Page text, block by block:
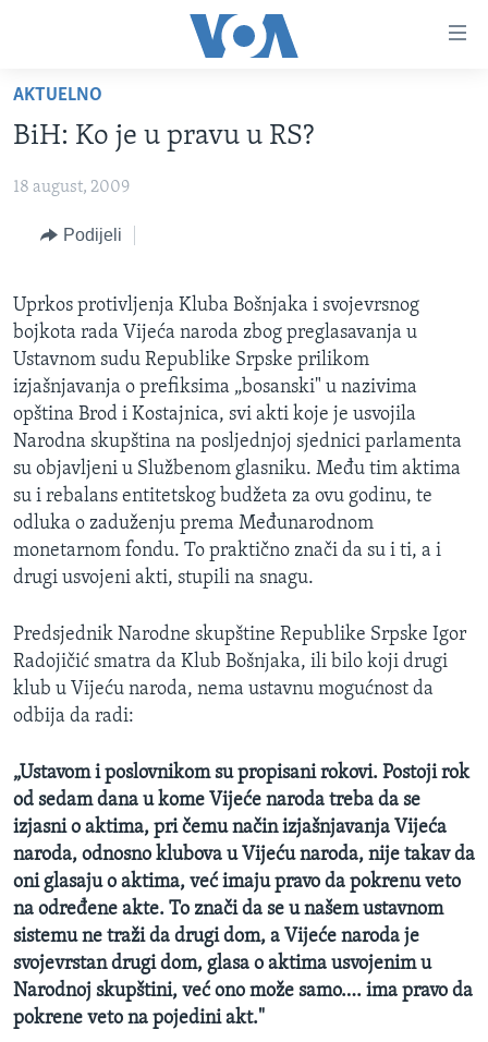
glavni
sadržaj
na
navigaciju
na
pretragu
FOTOGRAFIJE DANA
VIJESTI
BOSNA I HERCEGOVINA
SVIJET
SPECIJALNI PROJEKTI
KORUPCIJA
SLOBODA MEDIJA
ŽENSKA STRANA
IZBJEGLIČKA STRANA
MAGAZIN
O GLASU AMERIKE
PRATITE NAS
Jezici
AKTUELNO
BiH: Ko je u pravu u RS?
18 august, 2009
Podijeli
Uprkos protivljenja Kluba Bošnjaka i svojevrsnog
bojkota rada Vijeća naroda zbog preglasavanja u
Ustavnom sudu Republike Srpske prilikom
izjašnjavanja o prefiksima „bosanski" u nazivima
opština Brod i Kostajnica, svi akti koje je usvojila
Narodna skupština na posljednjoj sjednici parlamenta
su objavljeni u Službenom glasniku. Među tim aktima
su i rebalans entitetskog budžeta za ovu godinu, te
odluka o zaduženju prema Međunarodnom
monetarnom fondu. To praktično znači da su i ti, a i
drugi usvojeni akti, stupili na snagu.
Predsjednik Narodne skupštine Republike Srpske Igor
Radojičić smatra da Klub Bošnjaka, ili bilo koji drugi
klub u Vijeću naroda, nema ustavnu mogućnost da
odbija da radi:
„Ustavom i poslovnikom su propisani rokovi. Postoji rok
od sedam dana u kome Vijeće naroda treba da se
izjasni o aktima, pri čemu način izjašnjavanja Vijeća
naroda, odnosno klubova u Vijeću naroda, nije takav da
oni glasaju o aktima, već imaju pravo da pokrenu veto
na određene akte. To znači da se u našem ustavnom
sistemu ne traži da drugi dom, a Vijeće naroda je
svojevrstan drugi dom, glasa o aktima usvojenim u
Narodnoj skupštini, već ono može samo…. ima pravo da
pokrene veto na pojedini akt."